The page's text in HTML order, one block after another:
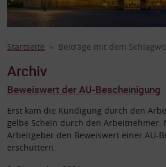
Startseite Beiträge mit dem
Archiv
Beweiswert der AU-Bescheinigung
Erst kam die Kündigung durch den
gelbe Schein durch den Arbeitnehmer.
Arbeitgeber den Beweiswert einer AU-
erschüttern.